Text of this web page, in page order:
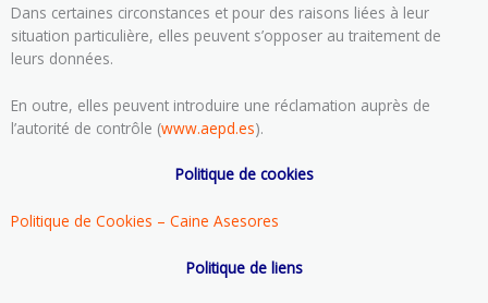
Dans certaines circonstances et pour des raisons liées à leur
situation particulière, elles peuvent s’opposer au traitement de
leurs données.
En outre, elles peuvent introduire une réclamation auprès de
l’autorité de contrôle (www.aepd.es).
Politique de cookies
Politique de Cookies – Caine Asesores
Politique de liens